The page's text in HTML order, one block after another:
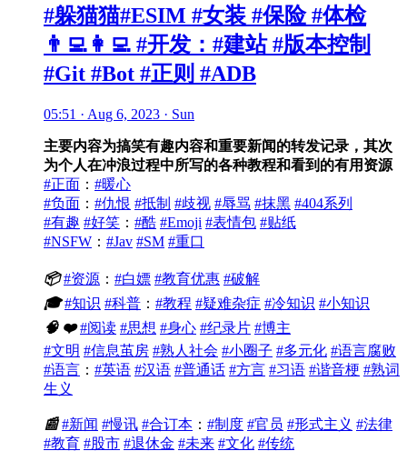
#躲猫猫#ESIM #女装 #保险 #体检
👨‍💻👩‍💻 #开发：#建站 #版本控制
#Git #Bot #正则 #ADB
05:51 · Aug 6, 2023 · Sun
主要内容为搞笑有趣内容和重要新闻的转发记录，其次
为个人在冲浪过程中所写的各种教程和看到的有用资源
#正面 ： #暖心
#负面 ： #仇恨 #抵制 #歧视 #辱骂 #抹黑 #404系列
#有趣 #好笑 ： #酷 #Emoji #表情包 #贴纸
#NSFW ： #Jav #SM #重口
📦 #资源 ： #白嫖 #教育优惠 #破解
🎓 #知识 #科普 ： #教程 #疑难杂症 #冷知识 #小知识
🧠 ❤️ #阅读 #思想 #身心 #纪录片 #博主
#文明 #信息茧房 #熟人社会 #小圈子 #多元化 #语言腐败
#语言 ： #英语 #汉语 #普通话 #方言 #习语 #谐音梗 #熟词
生义
📰 #新闻 #慢讯 #合订本 ： #制度 #官员 #形式主义 #法律
#教育 #股市 #退休金 #未来 #文化 #传统